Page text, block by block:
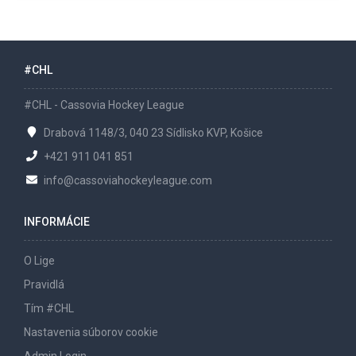
#CHL
#CHL - Cassovia Hockey League
Drabová 1148/3, 040 23 Sídlisko KVP, Košice
+421 911 041 851
info@cassoviahockeyleague.com
INFORMÁCIE
O Lige
Pravidlá
Tím #CHL
Nastavenia súborov cookie